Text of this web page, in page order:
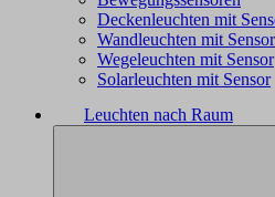
Deckenleuchten mit
Wandleuchten mit Sensor
Wegeleuchten mit Sensor
Solarleuchten mit Sensor
Leuchten nach Raum